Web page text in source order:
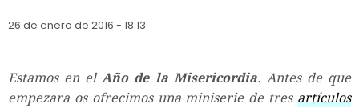
26 de enero de 2016 - 18:13
Estamos en elAño de la Misericordia. Antes de que
empezara os ofrecimos una miniserie de tres artículos